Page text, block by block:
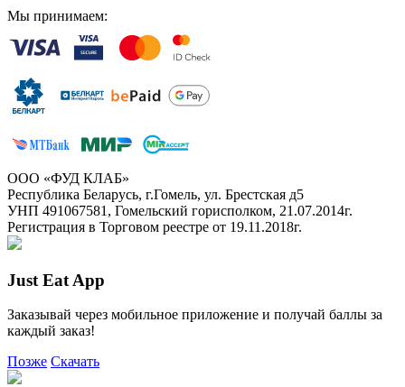
Мы принимаем:
ООО «ФУД КЛАБ»
Республика Беларусь, г.Гомель, ул. Брестская д5
УНП 491067581, Гомельский горисполком, 21.07.2014г.
Регистрация в Торговом реестре от 19.11.2018г.
Just Eat App
Заказывай через мобильное приложение и получай баллы за
каждый заказ!
Позже Скачать